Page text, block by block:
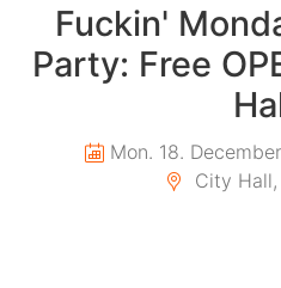
Fuckin'
Party: Free
Mon. 18.
City